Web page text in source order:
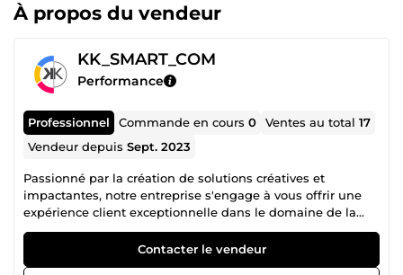
À propos du vendeur
KK_SMART_COM
Performance
Professionnel Commande en cours0 Ventes au total17
Vendeur depuisSept. 2023
Passionné par la création de solutions créatives et
impactantes, notre entreprise s'engage à vous offrir une
expérience client exceptionnelle dans le domaine de la
communication digitale.
Contacter le vendeur